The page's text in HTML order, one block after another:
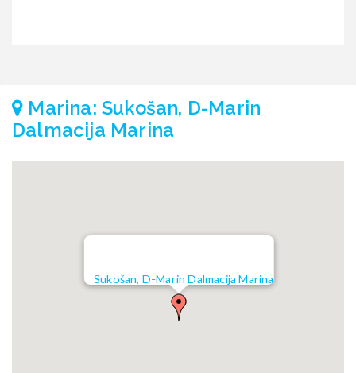
Marina: Sukošan, D-Marin
Dalmacija Marina
Sukošan, D-Marin Dalmacija Marina